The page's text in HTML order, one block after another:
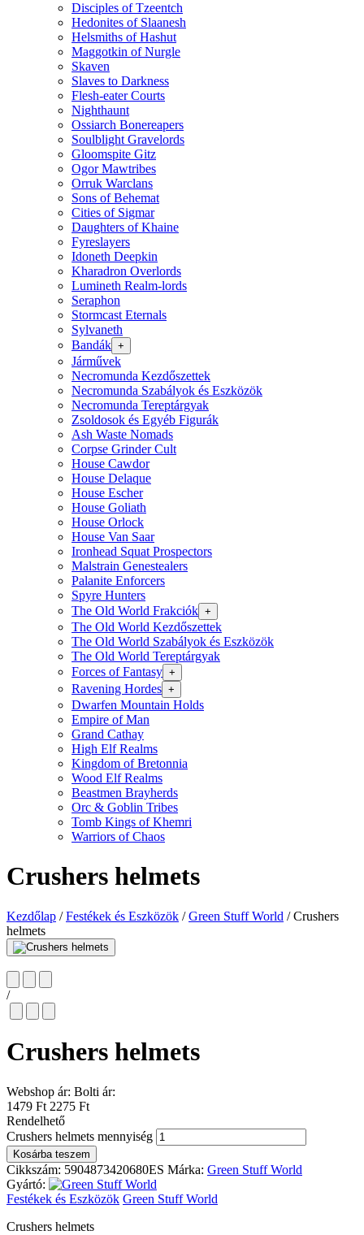
Disciples of Tzeentch
Hedonites of Slaanesh
Helsmiths of Hashut
Maggotkin of Nurgle
Skaven
Slaves to Darkness
Flesh-eater Courts
Nighthaunt
Ossiarch Bonereapers
Soulblight Gravelords
Gloomspite Gitz
Ogor Mawtribes
Orruk Warclans
Sons of Behemat
Cities of Sigmar
Daughters of Khaine
Fyreslayers
Idoneth Deepkin
Kharadron Overlords
Lumineth Realm-lords
Seraphon
Stormcast Eternals
Sylvaneth
Bandák +
Járművek
Necromunda Kezdőszettek
Necromunda Szabályok és Eszközök
Necromunda Tereptárgyak
Zsoldosok és Egyéb Figurák
Ash Waste Nomads
Corpse Grinder Cult
House Cawdor
House Delaque
House Escher
House Goliath
House Orlock
House Van Saar
Ironhead Squat Prospectors
Malstrain Genestealers
Palanite Enforcers
Spyre Hunters
The Old World Frakciók +
The Old World Kezdőszettek
The Old World Szabályok és Eszközök
The Old World Tereptárgyak
Forces of Fantasy +
Ravening Hordes +
Dwarfen Mountain Holds
Empire of Man
Grand Cathay
High Elf Realms
Kingdom of Bretonnia
Wood Elf Realms
Beastmen Brayherds
Orc & Goblin Tribes
Tomb Kings of Khemri
Warriors of Chaos
Crushers helmets
Kezdőlap / Festékek és Eszközök / Green Stuff World /Crushers
helmets
/
Crushers helmets
Webshop ár: Bolti ár:
1479 Ft 2275 Ft
Rendelhető
Crushers helmets mennyiség
Kosárba teszem
Cikkszám: 5904873420680ES Márka: Green Stuff World
Gyártó:
Festékek és Eszközök Green Stuff World
Crushers helmets